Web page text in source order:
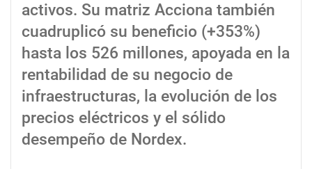
activos. Su matriz Acciona también
cuadruplicó su beneficio (+353%)
hasta los 526 millones, apoyada en la
rentabilidad de su negocio de
infraestructuras, la evolución de los
precios eléctricos y el sólido
desempeño de Nordex.